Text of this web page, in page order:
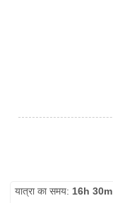
यात्रा का समय: 16h 30m